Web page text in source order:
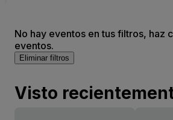
No hay eventos en tus filtros, haz
eventos.
Eliminar filtros
Visto